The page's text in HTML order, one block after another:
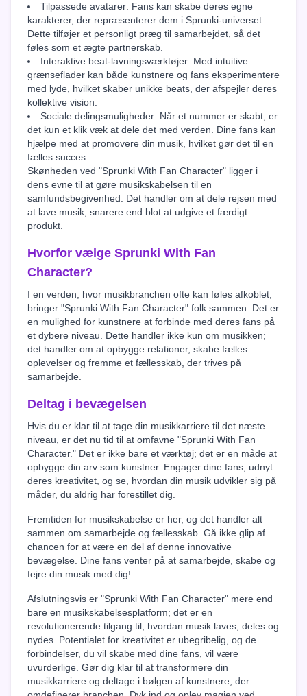
Tilpassede avatarer: Fans kan skabe deres egne
karakterer, der repræsenterer dem i Sprunki-universet.
Dette tilføjer et personligt præg til samarbejdet, så det
føles som et ægte partnerskab.
Interaktive beat-lavningsværktøjer: Med intuitive
grænseflader kan både kunstnere og fans eksperimentere
med lyde, hvilket skaber unikke beats, der afspejler deres
kollektive vision.
Sociale delingsmuligheder: Når et nummer er skabt, er
det kun et klik væk at dele det med verden. Dine fans kan
hjælpe med at promovere din musik, hvilket gør det til en
fælles succes.
Skønheden ved "Sprunki With Fan Character" ligger i
dens evne til at gøre musikskabelsen til en
samfundsbegivenhed. Det handler om at dele rejsen med
at lave musik, snarere end blot at udgive et færdigt
produkt.
Hvorfor vælge Sprunki With Fan
Character?
I en verden, hvor musikbranchen ofte kan føles afkoblet,
bringer "Sprunki With Fan Character" folk sammen. Det er
en mulighed for kunstnere at forbinde med deres fans på
et dybere niveau. Dette handler ikke kun om musikken;
det handler om at opbygge relationer, skabe fælles
oplevelser og fremme et fællesskab, der trives på
samarbejde.
Deltag i bevægelsen
Hvis du er klar til at tage din musikkarriere til det næste
niveau, er det nu tid til at omfavne "Sprunki With Fan
Character." Det er ikke bare et værktøj; det er en måde at
opbygge din arv som kunstner. Engager dine fans, udnyt
deres kreativitet, og se, hvordan din musik udvikler sig på
måder, du aldrig har forestillet dig.
Fremtiden for musikskabelse er her, og det handler alt
sammen om samarbejde og fællesskab. Gå ikke glip af
chancen for at være en del af denne innovative
bevægelse. Dine fans venter på at samarbejde, skabe og
fejre din musik med dig!
Afslutningsvis er "Sprunki With Fan Character" mere end
bare en musikskabelsesplatform; det er en
revolutionerende tilgang til, hvordan musik laves, deles og
nydes. Potentialet for kreativitet er ubegribelig, og de
forbindelser, du vil skabe med dine fans, vil være
uvurderlige. Gør dig klar til at transformere din
musikkarriere og deltage i bølgen af kunstnere, der